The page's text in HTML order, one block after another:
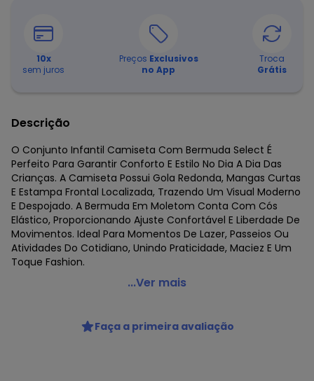
10x
sem juros
Preços Exclusivos
no App
Troca
Grátis
Descrição
O Conjunto Infantil Camiseta Com Bermuda Select É
Perfeito Para Garantir Conforto E Estilo No Dia A Dia Das
Crianças. A Camiseta Possui Gola Redonda, Mangas Curtas
E Estampa Frontal Localizada, Trazendo Um Visual Moderno
E Despojado. A Bermuda Em Moletom Conta Com Cós
Elástico, Proporcionando Ajuste Confortável E Liberdade De
Movimentos. Ideal Para Momentos De Lazer, Passeios Ou
Atividades Do Cotidiano, Unindo Praticidade, Maciez E Um
Toque Fashion.
Select - Conjunto Infantil Camiseta com Bermuda
Código do produto: 8492148
Fornecedor: ROVITEX IND E COM DE MALHAS LTDA / CNPJ
...Ver mais
Faça a primeira avaliação